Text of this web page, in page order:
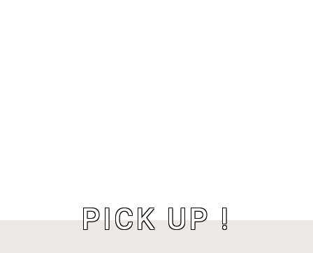
PICK UP !